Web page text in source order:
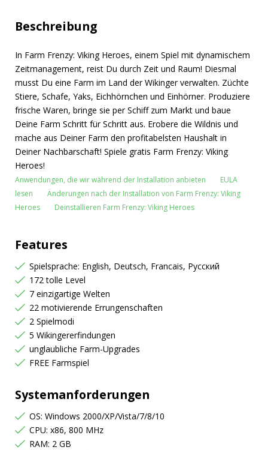
Beschreibung
In Farm Frenzy: Viking Heroes, einem Spiel mit dynamischem
Zeitmanagement, reist Du durch Zeit und Raum! Diesmal
musst Du eine Farm im Land der Wikinger verwalten. Züchte
Stiere, Schafe, Yaks, Eichhörnchen und Einhörner. Produziere
frische Waren, bringe sie per Schiff zum Markt und baue
Deine Farm Schritt für Schritt aus. Erobere die Wildnis und
mache aus Deiner Farm den profitabelsten Haushalt in
Deiner Nachbarschaft! Spiele gratis Farm Frenzy: Viking
Heroes!
Anwendungen, die wir während der Installation anbieten
EULA
lesen
Änderungen nach der Installation von Farm Frenzy: Viking
Heroes
Deinstallieren Farm Frenzy: Viking Heroes
Features
Spielsprache: English, Deutsch, Francais, Русский
172 tolle Level
7 einzigartige Welten
22 motivierende Errungenschaften
2 Spielmodi
5 Wikingererfindungen
unglaubliche Farm-Upgrades
FREE Farmspiel
Systemanforderungen
OS: Windows 2000/XP/Vista/7/8/10
CPU: x86, 800 MHz
RAM: 2 GB